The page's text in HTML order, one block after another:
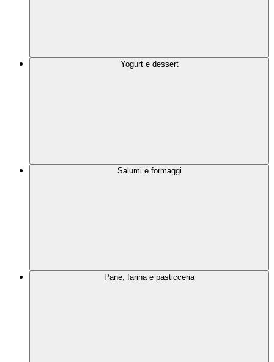
Yogurt e dessert
Salumi e formaggi
Pane, farina e pasticceria